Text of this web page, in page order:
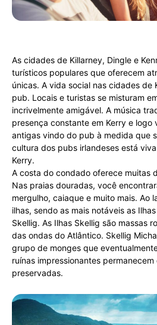
As cidades de Killarney, Dingle e
turísticos populares que oferecem
únicas. A vida social nas cidades de
pub. Locais e turistas se misturam
incrivelmente amigável. A música
presença constante em Kerry e logo
antigas vindo do pub à medida que
cultura dos pubs irlandeses está
Kerry.
A costa do condado oferece muitas
Nas praias douradas, você
mergulho, caiaque e muito mais. Ao
ilhas, sendo as mais notáveis as
Skellig. As Ilhas Skellig são massas
das ondas do Atlântico. Skellig
grupo de monges que
ruínas impressionantes permanecem
preservadas.